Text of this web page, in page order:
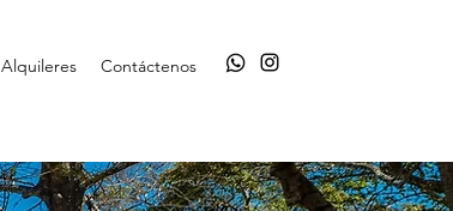
Alquileres Contáctenos